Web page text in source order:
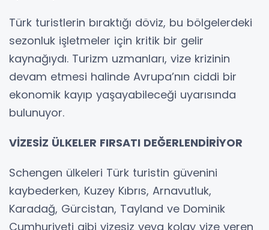
Türk turistlerin bıraktığı döviz, bu bölgelerdeki
sezonluk işletmeler için kritik bir gelir
kaynağıydı. Turizm uzmanları, vize krizinin
devam etmesi halinde Avrupa’nın ciddi bir
ekonomik kayıp yaşayabileceği uyarısında
bulunuyor.
VİZESİZ ÜLKELER FIRSATI DEĞERLENDİRİYOR
Schengen ülkeleri Türk turistin güvenini
kaybederken, Kuzey Kıbrıs, Arnavutluk,
Karadağ, Gürcistan, Tayland ve Dominik
Cumhuriyeti gibi vizesiz veya kolay vize veren